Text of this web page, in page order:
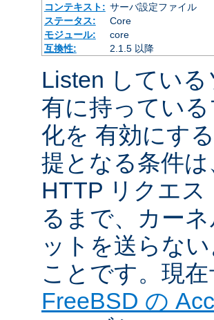
コンテキスト: サーバ設定ファイル
ステータス:
Core
モジュール:
core
互換性:
2.1.5 以降
Listen してい
有に持ってい
化を 有効にす
提となる条件
HTTP リクエ
るまで、カー
ットを送らな
ことです。現
FreeBSD の